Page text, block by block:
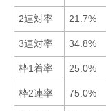
2連対率 21.7%
3連対率 34.8%
枠1着率 25.0%
枠2連率 75.0%